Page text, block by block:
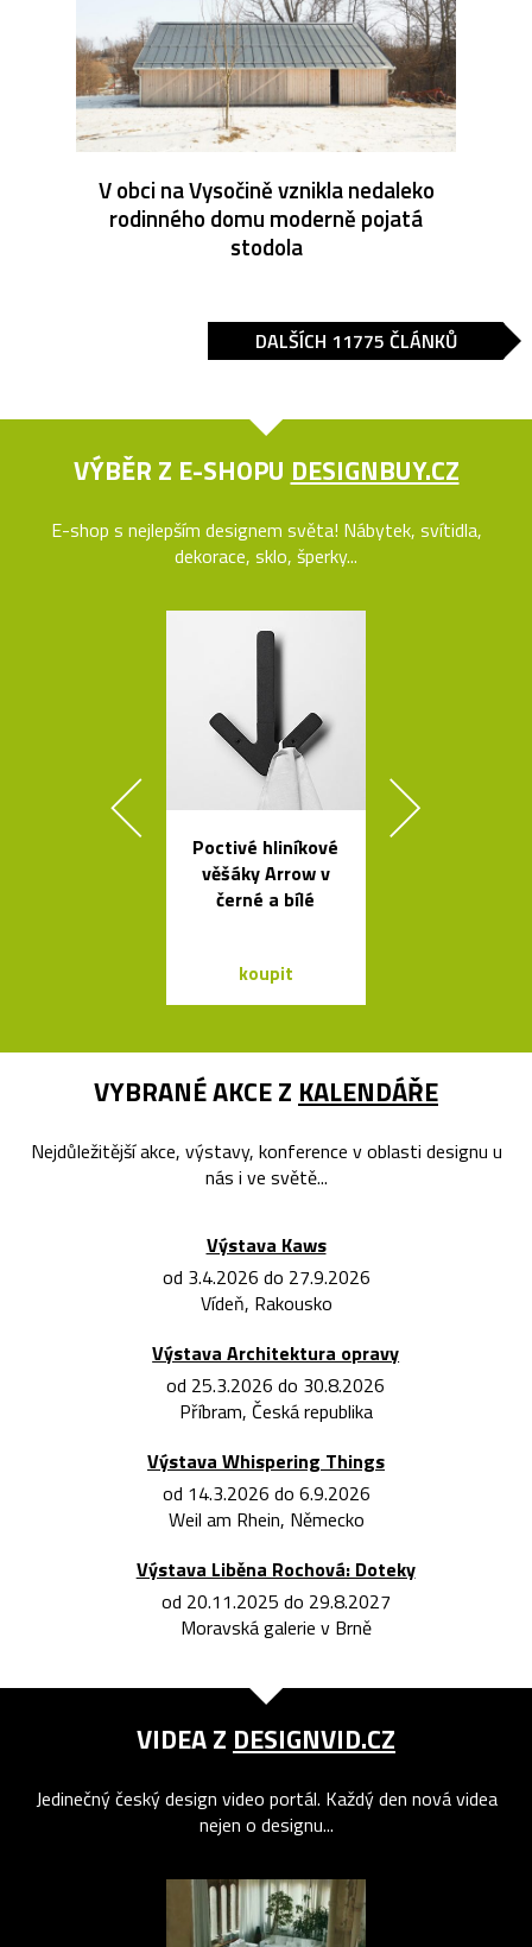
V obci na Vysočině vznikla nedaleko
rodinného domu moderně pojatá
stodola
DALŠÍCH 11775 ČLÁNKŮ
VÝBĚR Z E-SHOPU DESIGNBUY.CZ
E-shop s nejlepším designem světa! Nábytek, svítidla,
dekorace, sklo, šperky...
Poctivé hliníkové
věšáky Arrow v
černé a bílé
koupit
VYBRANÉ AKCE Z KALENDÁŘE
Nejdůležitější akce, výstavy, konference v oblasti designu u
nás i ve světě...
Výstava Kaws
od 3.4.2026 do 27.9.2026
Vídeň, Rakousko
Výstava Architektura opravy
od 25.3.2026 do 30.8.2026
Příbram, Česká republika
Výstava Whispering Things
od 14.3.2026 do 6.9.2026
Weil am Rhein, Německo
Výstava Liběna Rochová: Doteky
od 20.11.2025 do 29.8.2027
Moravská galerie v Brně
VIDEA Z DESIGNVID.CZ
Jedinečný český design video portál. Každý den nová videa
nejen o designu...